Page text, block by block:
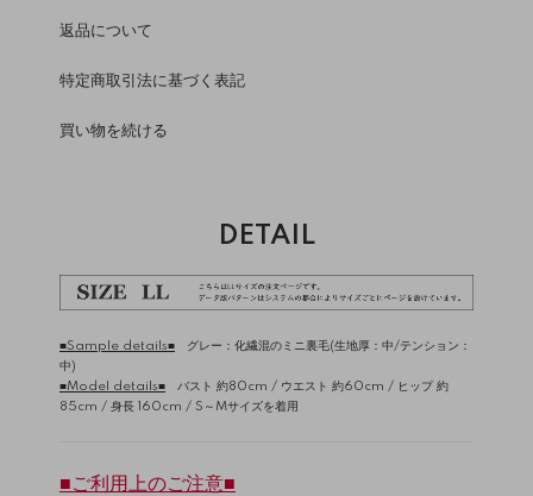
返品について
特定商取引法に基づく表記
買い物を続ける
DETAIL
■Sample details■ グレー：化繊混のミニ裏毛(生地厚：中/テンション：
中)
■Model details■ バスト 約80cm / ウエスト 約60cm / ヒップ 約
85cm / 身長 160cm / S～Mサイズを着用
■ご利用上のご注意■